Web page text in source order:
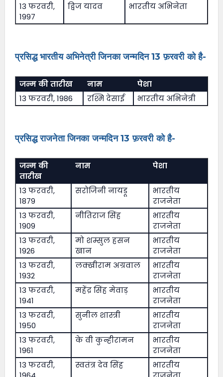
13 फरवरी,
1997
द्विज यादव भारतीय अभिनेता
प्रसिद्ध भारतीय अभिनेत्री जिनका जन्मदिन 13 फ़रवरी को है-
जन्म की तारीख नाम
पेशा
13 फरवरी, 1986
रश्मि देसाई भारतीय अभिनेत्री
प्रसिद्ध राजनेता जिनका जन्मदिन 13 फ़रवरी को है-
जन्म की
तारीख
नाम पेशा
13 फरवरी,
1879
सरोजिनी नायडू
भारतीय
राजनेता
13 फरवरी,
1909
नीतिराज सिंह
भारतीय
राजनेता
13 फरवरी,
1926
मो शम्सुल हसन
खान
भारतीय
राजनेता
13 फरवरी,
1932
लक्खीराम अग्रवाल
भारतीय
राजनेता
13 फरवरी,
1941
महेंद्र सिंह मेवाड़
भारतीय
राजनेता
13 फरवरी,
1950
सुनील शास्त्री
भारतीय
राजनेता
13 फरवरी,
1961
के वी कुन्हीरामन
भारतीय
राजनेता
13 फरवरी,
स्वतंत्र देव सिंह
भारतीय